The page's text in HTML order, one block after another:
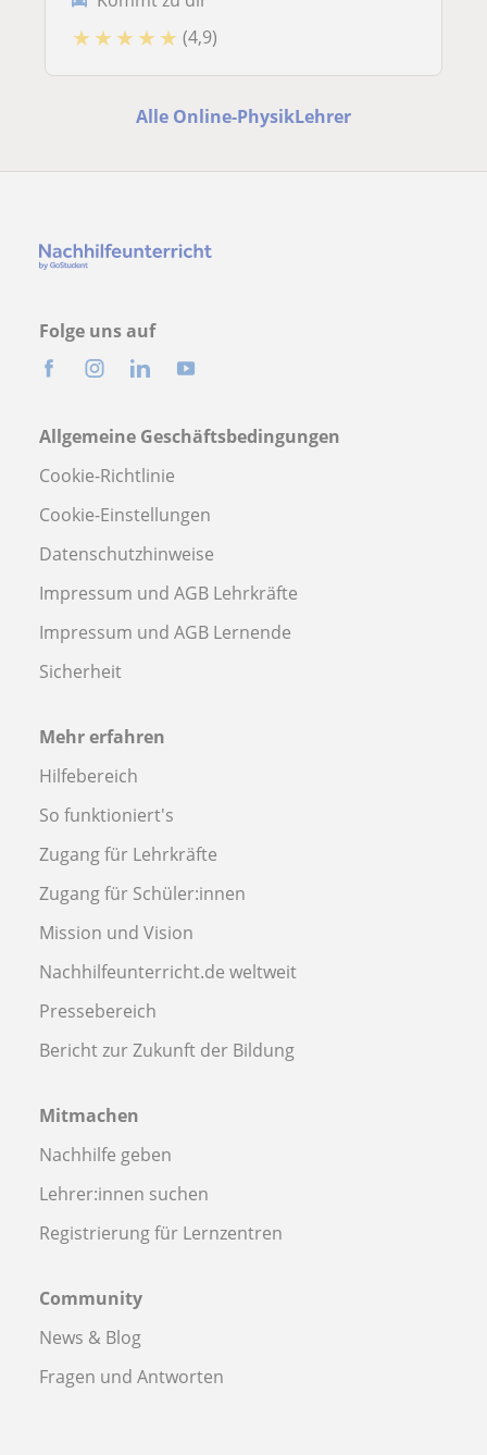
★ ★ ★ ★ ★ (4,9)
Alle Online-PhysikLehrer
Folge uns auf
Allgemeine Geschäftsbedingungen
Cookie-Richtlinie
Cookie-Einstellungen
Datenschutzhinweise
Impressum und AGB Lehrkräfte
Impressum und AGB Lernende
Sicherheit
Mehr erfahren
Hilfebereich
So funktioniert's
Zugang für Lehrkräfte
Zugang für Schüler:innen
Mission und Vision
Nachhilfeunterricht.de weltweit
Pressebereich
Bericht zur Zukunft der Bildung
Mitmachen
Nachhilfe geben
Lehrer:innen suchen
Registrierung für Lernzentren
Community
News & Blog
Fragen und Antworten